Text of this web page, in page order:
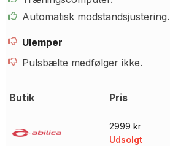
Automatisk modstandsjustering.
Ulemper
Pulsbælte medfølger ikke.
Butik Pris
2999 kr
Udsolgt